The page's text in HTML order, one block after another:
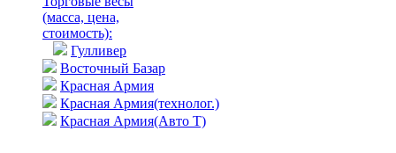
(масса, цена,
стоимость):
Гулливер
Восточный Базар
Красная Армия
Красная Армия(технолог.)
Красная Армия(Авто Т)